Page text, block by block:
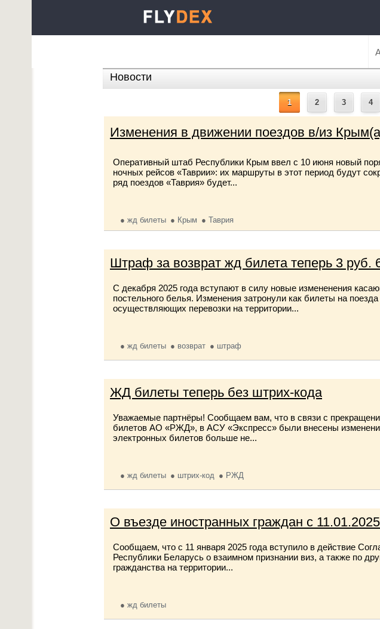
Новости
1 2 3 4
Изменения в движении поездов в/из Крым(а)
Оперативный штаб Республики Крым ввел с 10 июня новый
ночных рейсов «Таврии»: их маршруты в этот период будут
ряд поездов «Таврия» будет...
жд билеты Крым Таврия
Штраф за возврат жд билета теперь 3 руб.
С декабря 2025 года вступают в силу новые измененения
постельного белья. Изменения затронули как билеты на
осуществляющих перевозки на территории...
жд билеты возврат штраф
ЖД билеты теперь без штрих-кода
Уважаемые партнёры! Сообщаем вам, что в связи с
билетов АО «РЖД», в АСУ «Экспресс» были внесены
электронных билетов больше не...
жд билеты штрих-код РЖД
О въезде иностранных граждан с 11.01.2025
Сообщаем, что с 11 января 2025 года вступило в действие
Республики Беларусь о взаимном признании виз, а также по
гражданства на территории...
жд билеты